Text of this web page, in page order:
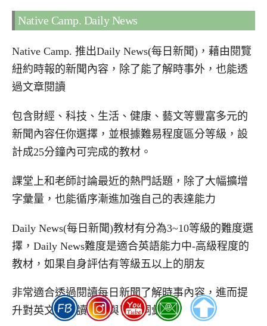
Native Camp. Daily News
Native Camp. 推出Daily News(每日新聞)，藉由閱覽
紐約時報的新聞內容，除了能了解時事外，也能透
過文章閱讀
包含財經、科技、生活、健康、藝文等豐富多元的
新聞內容任你選擇，並根據難易程度區分等級，設
計成25分鐘內可完成的教材。
課堂上和老師討論最近的熱門話題，除了大幅擴增
字彙量，也能循序漸進加強自己的表達能力
Daily News(每日新聞)教材有分為3~10等級的難度選
擇，Daily News難度是適合英語能力中-高級程度的
教材，如果自身評估有等級五以上的朋友
非常適合透過閱讀每日新聞了解時事內容，進而提
升對英文的閱讀技巧與了解詞彙